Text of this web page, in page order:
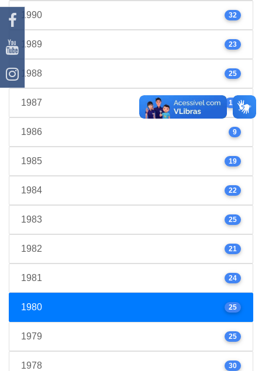
1990 32
1989 23
1988 25
1987 17
1986 9
1985 19
1984 22
1983 25
1982 21
1981 24
1980 25
1979 25
1978 30